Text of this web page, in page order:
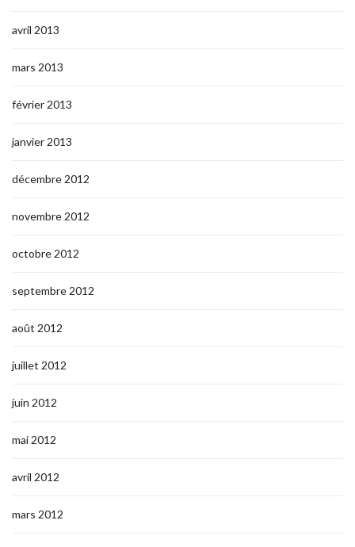
avril 2013
mars 2013
février 2013
janvier 2013
décembre 2012
novembre 2012
octobre 2012
septembre 2012
août 2012
juillet 2012
juin 2012
mai 2012
avril 2012
mars 2012